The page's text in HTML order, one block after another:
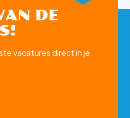
DE
vacatures direct in je